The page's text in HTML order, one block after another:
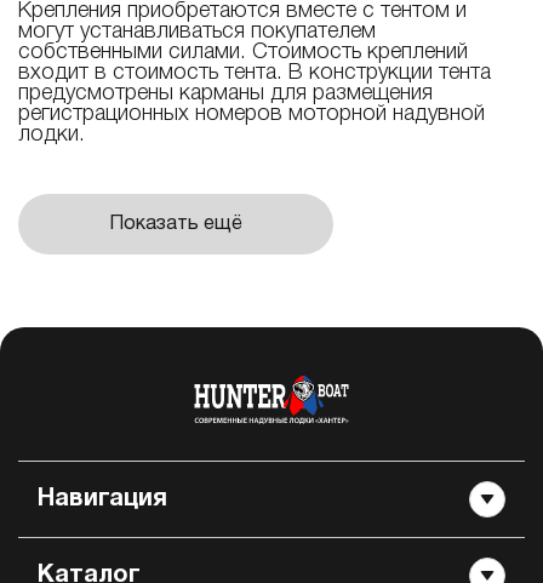
Крепления приобретаются вместе с тентом и
могут устанавливаться покупателем
собственными силами. Стоимость креплений
входит в стоимость тента. В конструкции тента
предусмотрены карманы для размещения
регистрационных номеров моторной надувной
лодки.
Показать ещё
Навигация
Каталог